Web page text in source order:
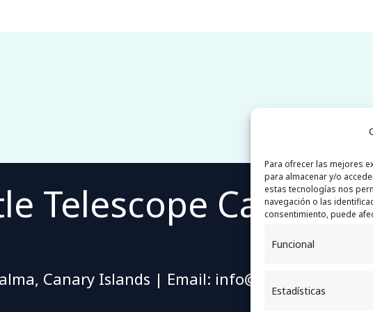
Para ofrecer las mejores
para almacenar y/o
estas tecnologías nos
navegación o las
consentimiento, puede
Funcional
Estadísticas
Telescope Canarias
Canary Islands | Email: info@liltecan.com